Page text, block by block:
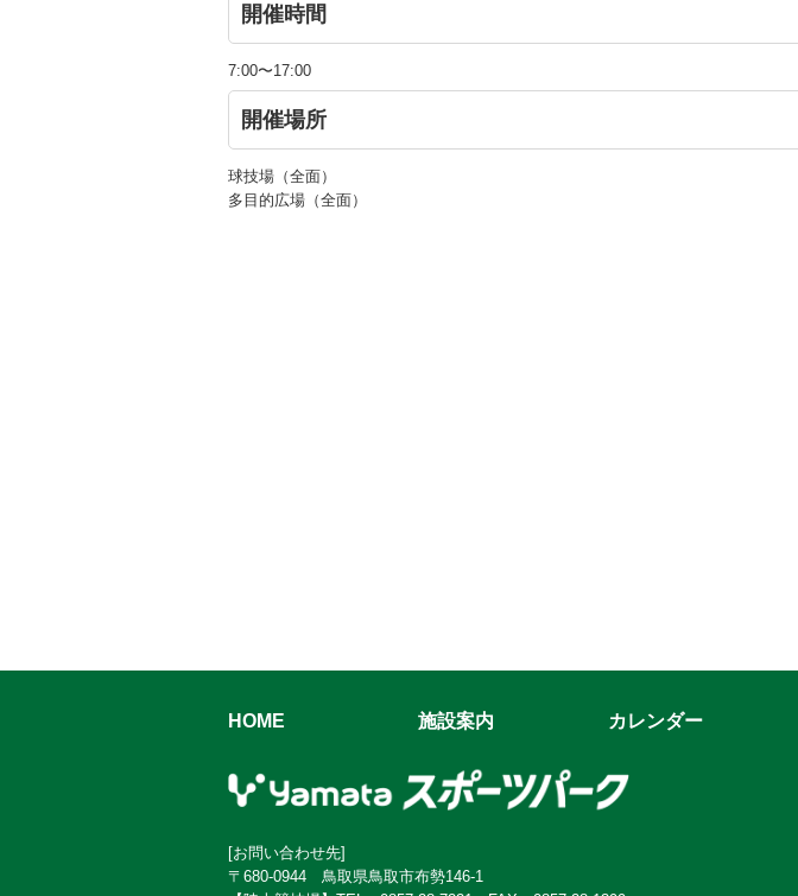
開催時間
7:00〜17:00
開催場所
球技場（全面）
多目的広場（全面）
HOME 施設案内 カレンダー
[お問い合わせ先]
〒680-0944 鳥取県鳥取市布勢146-1